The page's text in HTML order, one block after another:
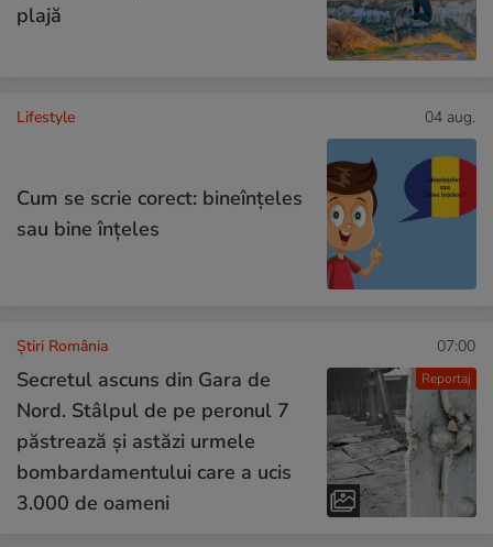
plajă
Lifestyle 04 aug.
Cum se scrie corect: bineînțeles
sau bine înțeles
Reportaj
Știri România 07:00
Secretul ascuns din Gara de
Nord. Stâlpul de pe peronul 7
păstrează și astăzi urmele
bombardamentului care a ucis
3.000 de oameni